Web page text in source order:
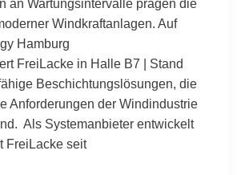
an Wartungsintervalle prägen die
Windkraftanlagen. Auf
Hamburg
FreiLacke in Halle B7 | Stand
Beschichtungslösungen, die
Anforderungen der Windindustrie
Als Systemanbieter entwickelt
FreiLacke seit